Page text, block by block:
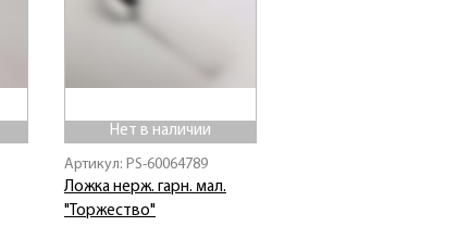
Нет в наличии
Артикул: PS-60064789
Ложка нерж. гарн. мал.
"Торжество"